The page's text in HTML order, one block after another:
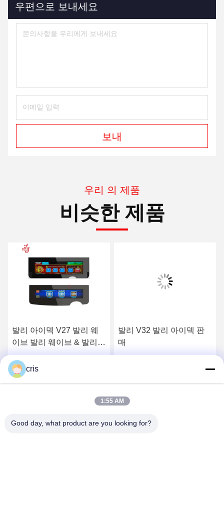
우편으로 보내세요
보내
우리 의 제품
비슷한 제품
발리 아이덱 V27 발리 웨
이브 발리 웨이브 & 발리
V27 버튼 데크 터치 스크
린 판매
최상의 가격을 얻으세요
발리 V32 발리 아이덱 판
매
최상의 가격을 얻으세요
cris
1:55 AM
Good day, what product are you looking for?